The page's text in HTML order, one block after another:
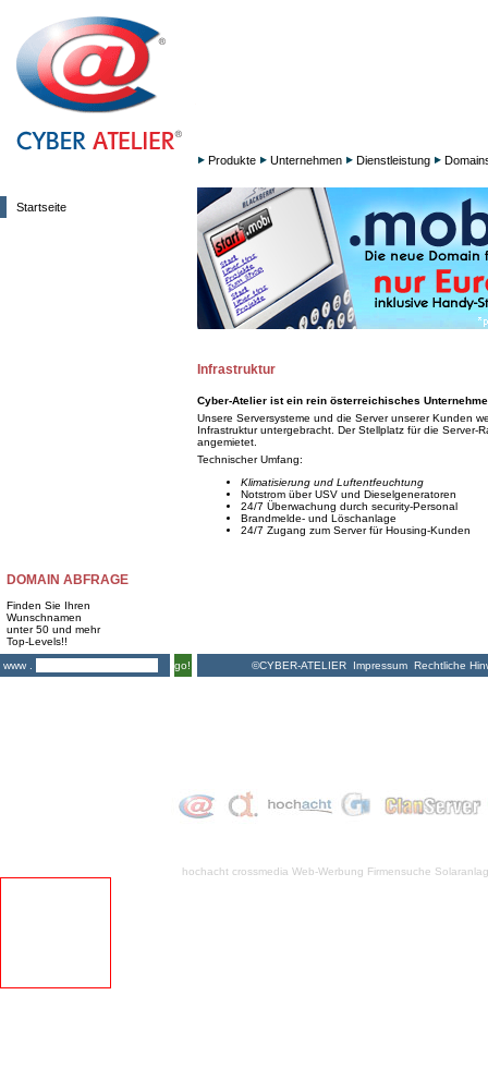
Startseite
DOMAIN ABFRAGE
Finden Sie Ihren
Wunschnamen
unter 50 und mehr
Top-Levels!!
www .
go!
Produkte Unternehmen Dienstleistung
Infrastruktur
Cyber-Atelier ist ein rein österreichisches
Unsere Serversysteme und die Server unserer Kunden
Infrastruktur untergebracht. Der Stellplatz für die Server-
angemietet.
Technischer Umfang:
Klimatisierung und Luftentfeuchtung
Notstrom über USV und Dieselgeneratoren
24/7 Überwachung durch security-Personal
Brandmelde- und Löschanlage
24/7 Zugang zum Server für Housing-Kunden
©CYBER-ATELIER Impressum Rechtliche
hochacht crossmedia Web-Werbung Firmensuche